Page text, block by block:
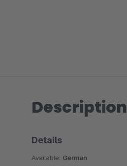
Description
Details
Available: German